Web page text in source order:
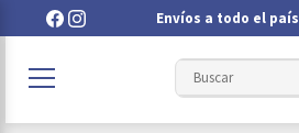
Envíos a todo el país